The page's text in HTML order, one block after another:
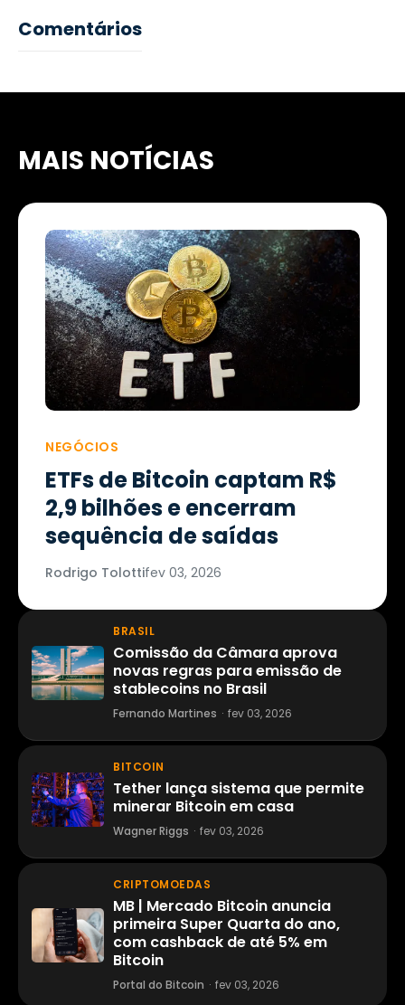
Comentários
MAIS NOTÍCIAS
NEGÓCIOS
ETFs de Bitcoin captam R$
2,9 bilhões e encerram
sequência de saídas
Rodrigo Tolottifev 03, 2026
BRASIL
Comissão da Câmara aprova
novas regras para emissão de
stablecoins no Brasil
Fernando Martines · fev 03, 2026
BITCOIN
Tether lança sistema que permite
minerar Bitcoin em casa
Wagner Riggs · fev 03, 2026
CRIPTOMOEDAS
MB | Mercado Bitcoin anuncia
primeira Super Quarta do ano,
com cashback de até 5% em
Bitcoin
Portal do Bitcoin · fev 03, 2026